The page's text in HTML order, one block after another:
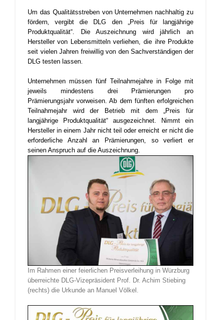
Um das Qualitätsstreben von Unternehmen nachhaltig zu
fördern, vergibt die DLG den „Preis für langjährige
Produktqualität“. DieAuszeichnung wird jährlich an
Hersteller von Lebensmitteln verliehen, die ihre Produkte
seit vielen Jahren freiwillig von den Sachverständigen der
DLG testen lassen.
Unternehmen müssen fünf Teilnahmejahre in Folge mit
jeweils mindestens drei Prämierungen pro
Prämierungsjahr vorweisen. Ab dem fünften erfolgreichen
Teilnahmejahr wird der Betrieb mit dem „Preis für
langjährige Produktqualität“ ausgezeichnet. Nimmt ein
Hersteller in einem Jahr nicht teil oder erreicht er nicht die
erforderliche Anzahl an Prämierungen, so verliert er
seinen Anspruch auf die Auszeichnung.
Im Rahmen einer feierlichenPreisverleihung in Würzburg
überreichte DLG-Vizepräsident Prof. Dr. Achim Stiebing
(rechts) die Urkunde an Manuel Völkel.